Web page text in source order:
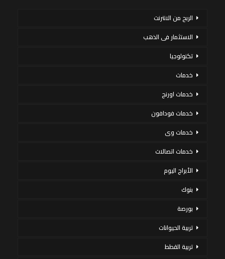
الربح من الانترنت
الاستثمار فى الذهب
تكنولوجيا
خدمات
خدمات اورنج
خدمات فودافون
خدمات وى
خدمات اتصالات
الأبراج اليوم
بنوك
بورصة
تربية الحيوانات
تربية القطط